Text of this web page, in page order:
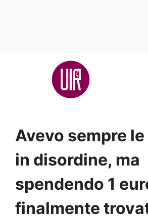
Avevo sempre
in disordine, ma
spendendo 1
finalmente